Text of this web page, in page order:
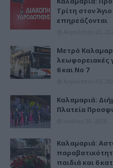
Τρίτη στον
επηρεάζονται
Μετρό
λεωφορειακές
6 και Νο 7
Καλαμαριά:
Πλατεία
Καλαμαριά:
παιδιά και 6